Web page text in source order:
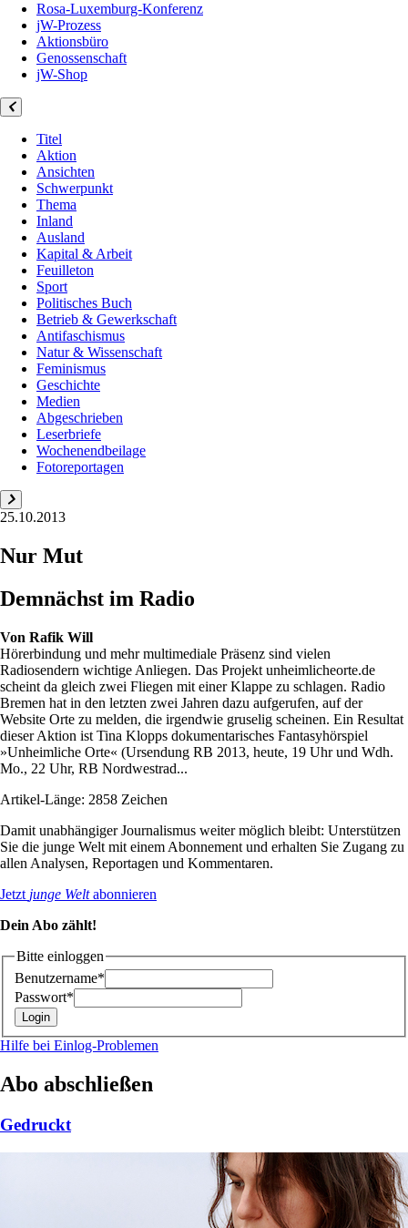
Rosa-Luxemburg-Konferenz
jW-Prozess
Aktionsbüro
Genossenschaft
jW-Shop
Titel
Aktion
Ansichten
Schwerpunkt
Thema
Inland
Ausland
Kapital & Arbeit
Feuilleton
Sport
Politisches Buch
Betrieb & Gewerkschaft
Antifaschismus
Natur & Wissenschaft
Feminismus
Geschichte
Medien
Abgeschrieben
Leserbriefe
Wochenendbeilage
Fotoreportagen
25.10.2013
Nur Mut
Demnächst im Radio
Von Rafik Will
Hörerbindung und mehr multimediale Präsenz sind vielen
Radiosendern wichtige Anliegen. Das Projekt unheimlicheorte.de
scheint da gleich zwei Fliegen mit einer Klappe zu schlagen. Radio
Bremen hat in den letzten zwei Jahren dazu aufgerufen, auf der
Website Orte zu melden, die irgendwie gruselig scheinen. Ein Resultat
dieser Aktion ist Tina Klopps dokumentarisches Fantasyhörspiel
»Unheimliche Orte« (Ursendung RB 2013, heute, 19 Uhr und Wdh.
Mo., 22 Uhr, RB Nordwestrad...
Artikel-Länge: 2858 Zeichen
Damit unabhängiger Journalismus weiter möglich bleibt: Unterstützen
Sie die junge Welt mit einem Abonnement und erhalten Sie Zugang zu
allen Analysen, Reportagen und Kommentaren.
Jetzt junge Weltabonnieren
Dein Abo zählt!
Bitte einloggen
Benutzername*
Passwort*
Hilfe bei Einlog-Problemen
Abo abschließen
Gedruckt